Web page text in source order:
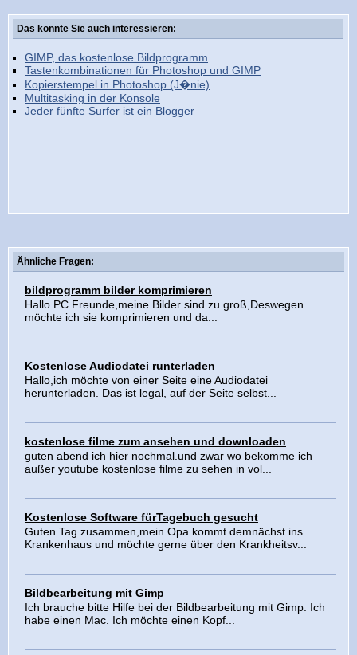
Das könnte Sie auch interessieren:
GIMP, das kostenlose Bildprogramm
Tastenkombinationen für Photoshop und GIMP
Kopierstempel in Photoshop (J�nie)
Multitasking in der Konsole
Jeder fünfte Surfer ist ein Blogger
Ähnliche Fragen:
bildprogramm bilder komprimieren
Hallo PC Freunde,meine Bilder sind zu groß,Deswegen
möchte ich sie komprimieren und da...
Kostenlose Audiodatei runterladen
Hallo,ich möchte von einer Seite eine Audiodatei
herunterladen. Das ist legal, auf der Seite selbst...
kostenlose filme zum ansehen und downloaden
guten abend ich hier nochmal.und zwar wo bekomme ich
außer youtube kostenlose filme zu sehen in vol...
Kostenlose Software fürTagebuch gesucht
Guten Tag zusammen,mein Opa kommt demnächst ins
Krankenhaus und möchte gerne über den Krankheitsv...
Bildbearbeitung mit Gimp
Ich brauche bitte Hilfe bei der Bildbearbeitung mit Gimp. Ich
habe einen Mac. Ich möchte einen Kopf...